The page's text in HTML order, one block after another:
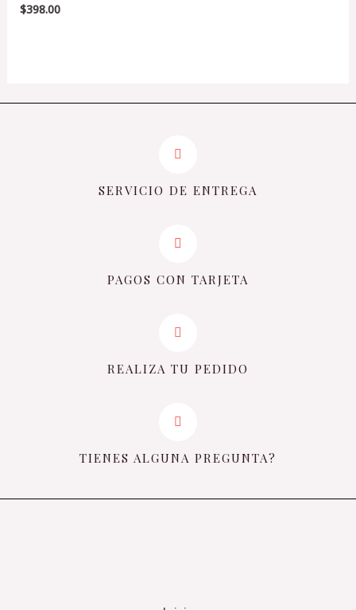
Valorado
en
$398.00
SERVICIO DE ENTREGA
PAGOS CON TARJETA
REALIZA TU PEDIDO
TIENES ALGUNA PREGUNTA?